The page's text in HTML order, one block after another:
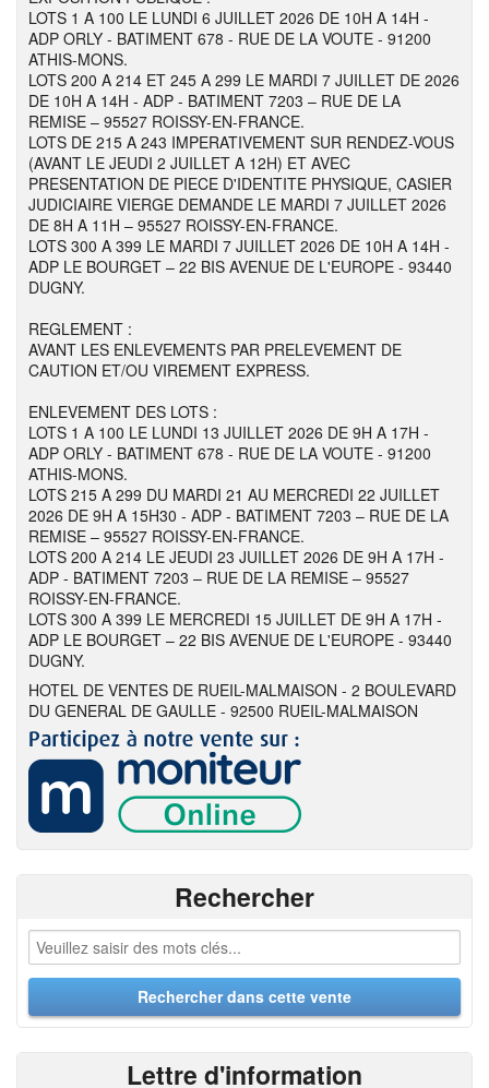
LOTS 1 A 100 LE LUNDI 6 JUILLET 2026 DE 10H A 14H -
ADP ORLY - BATIMENT 678 - RUE DE LA VOUTE - 91200
ATHIS-MONS.
LOTS 200 A 214 ET 245 A 299 LE MARDI 7 JUILLET DE 2026
DE 10H A 14H - ADP - BATIMENT 7203 – RUE DE LA
REMISE – 95527 ROISSY-EN-FRANCE.
LOTS DE 215 A 243 IMPERATIVEMENT SUR RENDEZ-VOUS
(AVANT LE JEUDI 2 JUILLET A 12H) ET AVEC
PRESENTATION DE PIECE D'IDENTITE PHYSIQUE, CASIER
JUDICIAIRE VIERGE DEMANDE LE MARDI 7 JUILLET 2026
DE 8H A 11H – 95527 ROISSY-EN-FRANCE.
LOTS 300 A 399 LE MARDI 7 JUILLET 2026 DE 10H A 14H -
ADP LE BOURGET – 22 BIS AVENUE DE L'EUROPE - 93440
DUGNY.
REGLEMENT :
AVANT LES ENLEVEMENTS PAR PRELEVEMENT DE
CAUTION ET/OU VIREMENT EXPRESS.
ENLEVEMENT DES LOTS :
LOTS 1 A 100 LE LUNDI 13 JUILLET 2026 DE 9H A 17H -
ADP ORLY - BATIMENT 678 - RUE DE LA VOUTE - 91200
ATHIS-MONS.
LOTS 215 A 299 DU MARDI 21 AU MERCREDI 22 JUILLET
2026 DE 9H A 15H30 - ADP - BATIMENT 7203 – RUE DE LA
REMISE – 95527 ROISSY-EN-FRANCE.
LOTS 200 A 214 LE JEUDI 23 JUILLET 2026 DE 9H A 17H -
ADP - BATIMENT 7203 – RUE DE LA REMISE – 95527
ROISSY-EN-FRANCE.
LOTS 300 A 399 LE MERCREDI 15 JUILLET DE 9H A 17H -
ADP LE BOURGET – 22 BIS AVENUE DE L'EUROPE - 93440
DUGNY.
HOTEL DE VENTES DE RUEIL-MALMAISON - 2 BOULEVARD
DU GENERAL DE GAULLE - 92500 RUEIL-MALMAISON
Rechercher
Lettre d'information